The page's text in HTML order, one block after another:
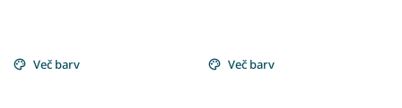
Več barv Več barv